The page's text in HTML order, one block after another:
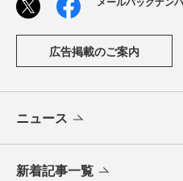
広告掲載のご案内
ニュース
新着記事一覧